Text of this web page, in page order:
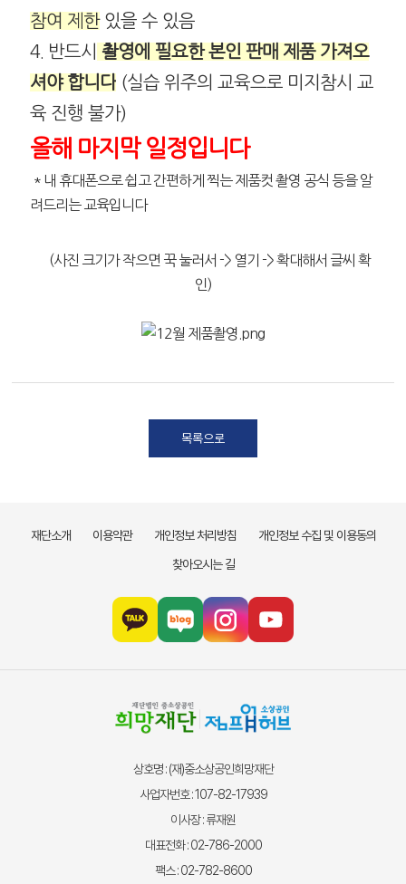
참여 제한있을 수 있음
4. 반드시 촬영에 필요한 본인 판매 제품 가져오
셔야 합니다 (실습 위주의 교육으로 미지참시 교
육 진행 불가)
올해 마지막 일정입니다
* 내 휴대폰으로 쉽고 간편하게 찍는 제품컷 촬영 공식 등을 알
려드리는 교육입니다
(사진 크기가 작으면 꾹 눌러서 -> 열기 -> 확대해서 글씨 확
인)
목록으로
재단소개 이용약관 개인정보 처리방침
개인정보 수집 및 이용동의
찾아오시는 길
상호명 : (재)중소상공인희망재단
사업자번호 : 107-82-17939
이사장 : 류재원
대표전화 : 02-786-2000
팩스 : 02-782-8600